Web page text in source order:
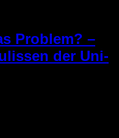
Problem? –
der Uni-